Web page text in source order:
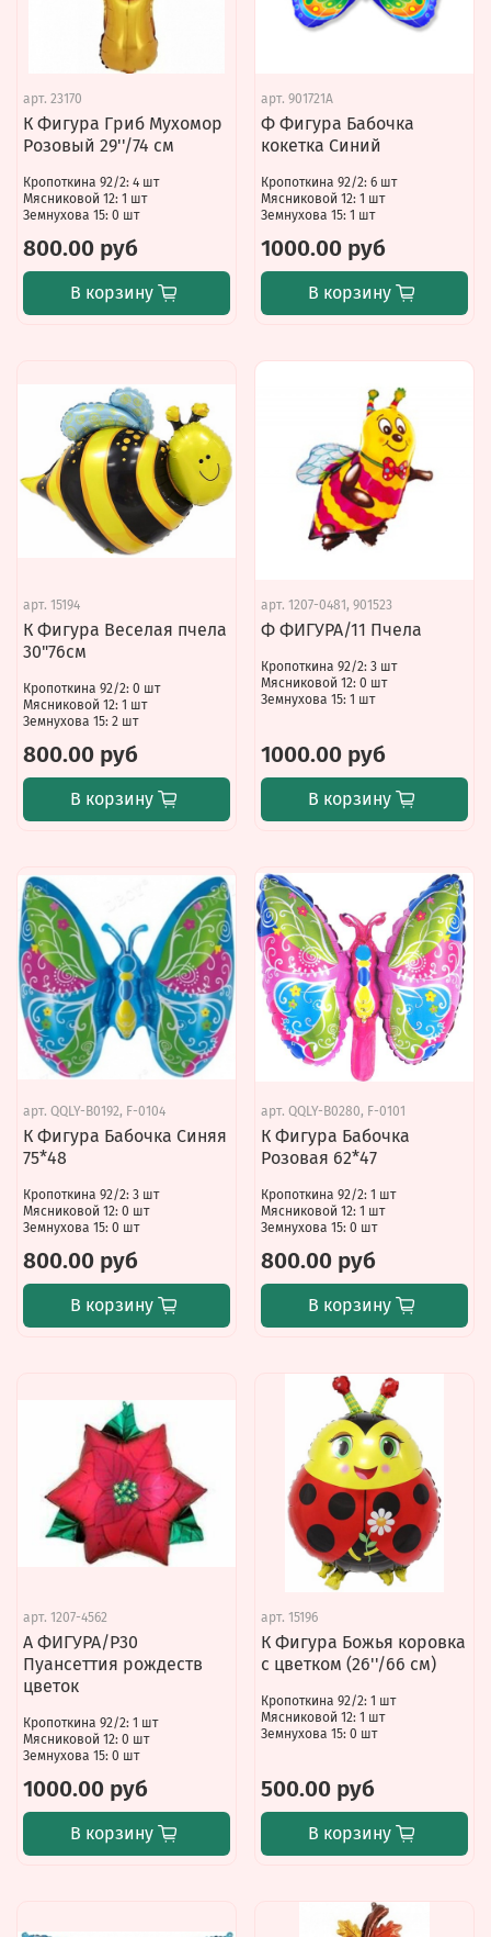
арт. 23170
К Фигура Гриб Мухомор
Розовый 29''/74 см
Кропоткина 92/2: 4 шт
Мясниковой 12: 1 шт
Земнухова 15: 0 шт
800.00 руб
В корзину
арт. 901721A
Ф Фигура Бабочка
кокетка Синий
Кропоткина 92/2: 6 шт
Мясниковой 12: 1 шт
Земнухова 15: 1 шт
1000.00 руб
В корзину
арт. 15194
К Фигура Веселая пчела
30"76см
Кропоткина 92/2: 0 шт
Мясниковой 12: 1 шт
Земнухова 15: 2 шт
800.00 руб
В корзину
арт. 1207-0481, 901523
Ф ФИГУРА/11 Пчела
Кропоткина 92/2: 3 шт
Мясниковой 12: 0 шт
Земнухова 15: 1 шт
1000.00 руб
В корзину
арт. QQLY-B0192, F-0104
К Фигура Бабочка Синяя
75*48
Кропоткина 92/2: 3 шт
Мясниковой 12: 0 шт
Земнухова 15: 0 шт
800.00 руб
В корзину
арт. QQLY-B0280, F-0101
К Фигура Бабочка
Розовая 62*47
Кропоткина 92/2: 1 шт
Мясниковой 12: 1 шт
Земнухова 15: 0 шт
800.00 руб
В корзину
арт. 1207-4562
А ФИГУРА/P30
Пуансеттия рождеств
цветок
Кропоткина 92/2: 1 шт
Мясниковой 12: 0 шт
Земнухова 15: 0 шт
1000.00 руб
В корзину
арт. 15196
К Фигура Божья коровка
с цветком (26''/66 см)
Кропоткина 92/2: 1 шт
Мясниковой 12: 1 шт
Земнухова 15: 0 шт
500.00 руб
В корзину